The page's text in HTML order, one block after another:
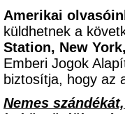
Amerikai
küldhetnek a
Station, New
Emberi Jogok
biztosítja, hogy az
Nemes